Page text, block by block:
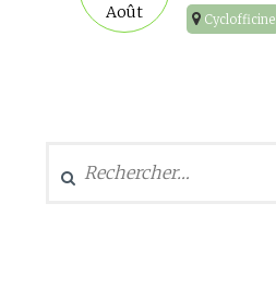
Août
Cyclofficine